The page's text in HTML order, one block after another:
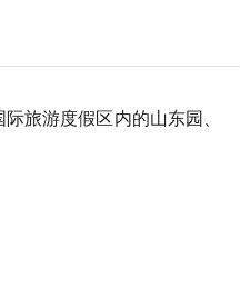
旅游度假区内的山东园、